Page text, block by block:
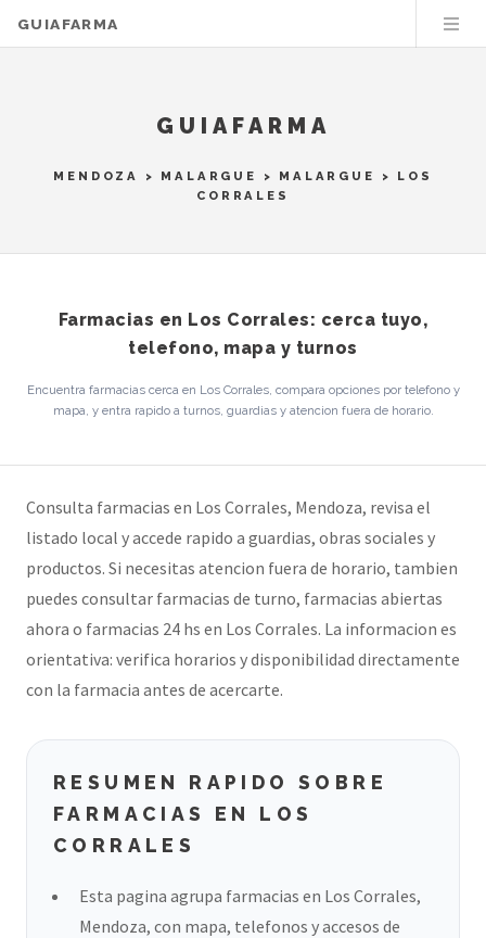
GUIAFARMA
GUIAFARMA
MENDOZA > MALARGUE > MALARGUE
> LOS
CORRALES
Farmacias en Los Corrales: cerca tuyo,
telefono, mapa y turnos
Encuentra farmacias cerca en Los Corrales, compara opciones por telefono y
mapa, y entra rapido a turnos, guardias y atencion fuera de horario.
Consulta farmacias en Los Corrales, Mendoza, revisa el
listado local y accede rapido a guardias, obras sociales y
productos. Si necesitas atencion fuera de horario, tambien
puedes consultar farmacias de turno, farmacias abiertas
ahora o farmacias 24 hs en Los Corrales. La informacion es
orientativa: verifica horarios y disponibilidad directamente
con la farmacia antes de acercarte.
RESUMEN RAPIDO SOBRE
FARMACIAS EN LOS
CORRALES
Esta pagina agrupa farmacias en Los Corrales,
Mendoza, con mapa, telefonos y accesos de